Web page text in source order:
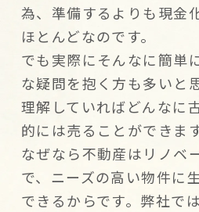
為、準備するよりも現金
ほとんどなのです。
でも実際にそんなに簡単
な疑問を抱く方も多いと
理解していればどんなに
的には売ることができます
なぜなら不動産はリノベ
で、ニーズの高い物件に
できるからです。弊社で